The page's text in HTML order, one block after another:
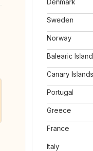
Denmark
Sweden
Norway
Balearic
Canary
Portugal
Greece
France
Italy